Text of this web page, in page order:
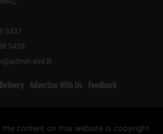
3437
3439
Advertise With Us Feedback
content on this website is copyright